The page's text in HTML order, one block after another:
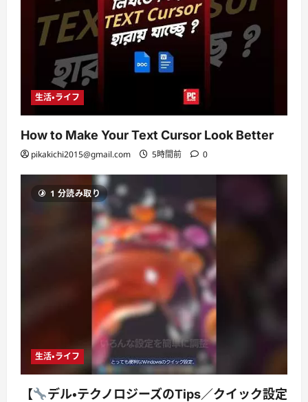
生活・ライフ
How to Make Your Text Cursor Look Better
pikakichi2015@gmail.com 5時間前 0
1 分読み取り
生活・ライフ
【
デル・テクノロジーズのTips／クイック設定